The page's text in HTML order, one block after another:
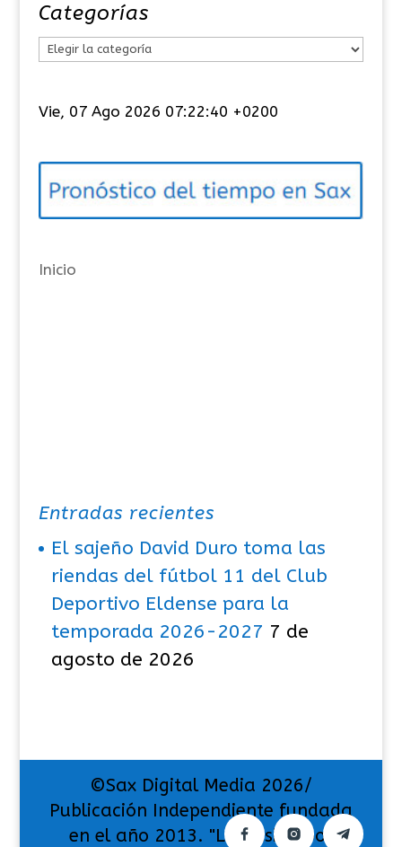
Categorías
e
o
í
s
Vie, 07 Ago 2026 07:22:40 +0200
Inicio
Entradas recientes
El sajeño David Duro toma las
riendas del fútbol 11 del Club
Deportivo Eldense para la
temporada 2026-2027 7 de
agosto de 2026
©Sax Digital Media 2026/
Publicación Independiente fundada
en el año 2013. "La pasión por